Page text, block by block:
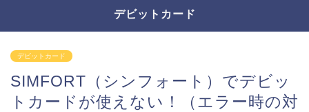
デビットカード
デビットカード
SIMFORT（シンフォート）でデビッ
トカードが使えない！（エラー時の対